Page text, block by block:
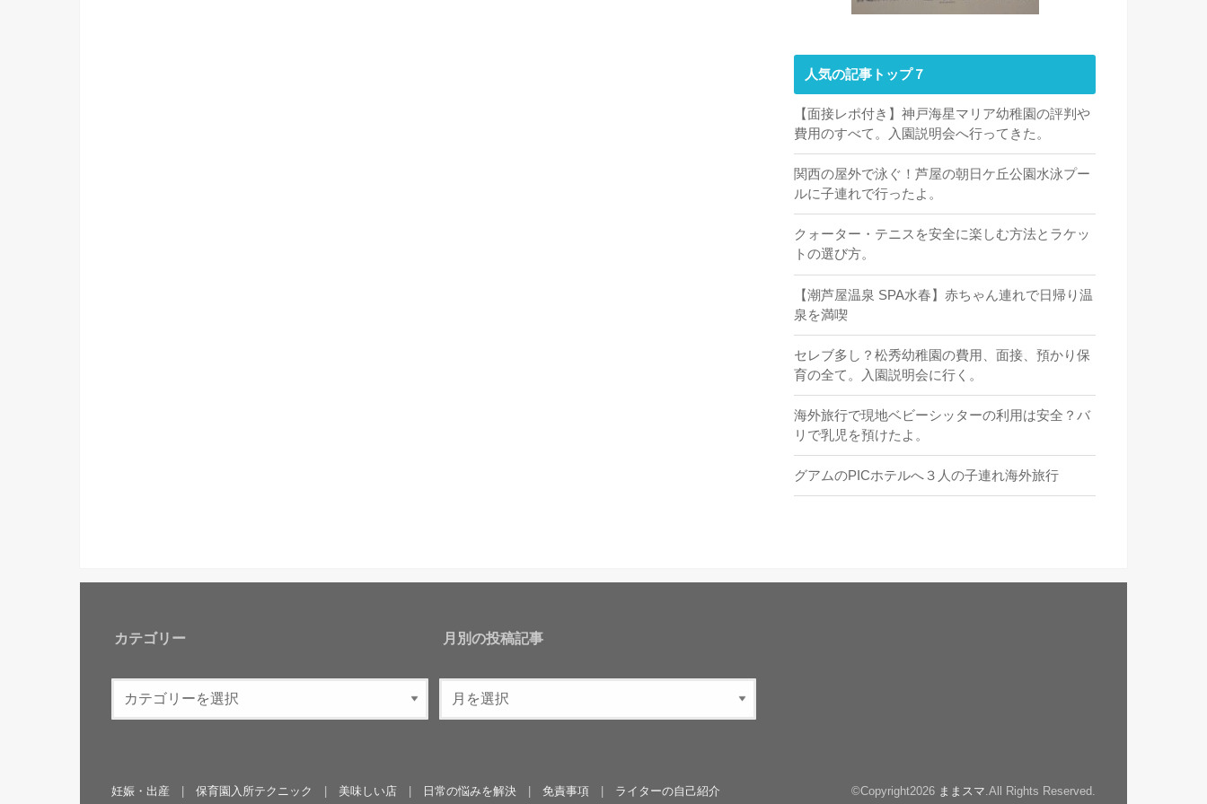
人気の記事トップ７
【面接レポ付き】神戸海星マリア幼稚園の評判や
費用のすべて。入園説明会へ行ってきた。
関西の屋外で泳ぐ！芦屋の朝日ケ丘公園水泳プー
ルに子連れで行ったよ。
クォーター・テニスを安全に楽しむ方法とラケッ
トの選び方。
【潮芦屋温泉 SPA水春】赤ちゃん連れで日帰り温
泉を満喫
セレブ多し？松秀幼稚園の費用、面接、預かり保
育の全て。入園説明会に行く。
海外旅行で現地ベビーシッターの利用は安全？バ
リで乳児を預けたよ。
グアムのPICホテルへ３人の子連れ海外旅行
カテゴリー 月別の投稿記事
妊娠・出産 保育園入所テクニック 美味しい店 日常の悩みを解決 免責事項 ライターの自己紹介 ©Copyright2026 ままスマ.All Rights Reserved.